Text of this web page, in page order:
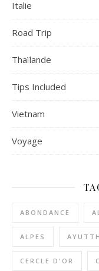
Italie
Road Trip
Thaïlande
Tips Included
Vietnam
Voyage
ABONDANCE
ALPES
CERCLE D'OR